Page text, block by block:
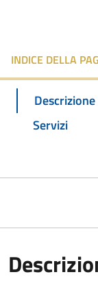
INDICE DELLA
Descrizione
Servizi